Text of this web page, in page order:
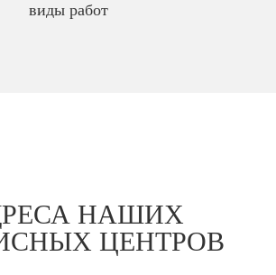
виды работ
НАШИХ
ЦЕНТРОВ